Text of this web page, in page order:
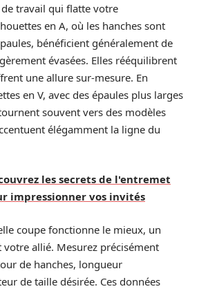
travail qui flatte votre
en A, où les hanches sont
bénéficient généralement de
évasées. Elles rééquilibrent
une allure sur-mesure. En
en V, avec des épaules plus larges
souvent vers des modèles
élégamment la ligne du
les secrets de l'entremet
impressionner vos invités
coupe fonctionne le mieux, un
allié. Mesurez précisément
de hanches, longueur
de taille désirée. Ces données